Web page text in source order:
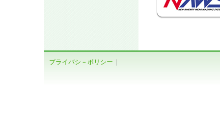
プライバシ－ポリシー ｜